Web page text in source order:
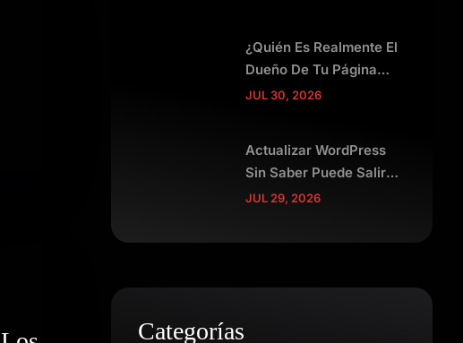
¿Quién Es Realmente El
Dueño De Tu Página
Web?
JUL 30, 2026
Actualizar WordPress
Sin Saber Puede Salir
Muy Caro
JUL 29, 2026
Categorías